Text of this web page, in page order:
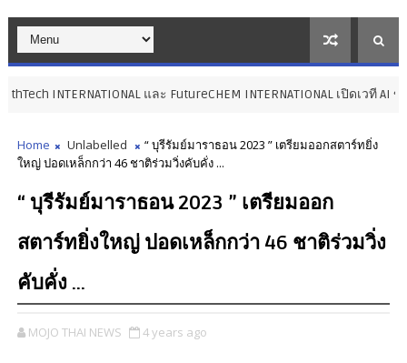
และ FutureCHEM INTERNATIONAL เปิดเวที AI ขับเคลื่อนนวัต
Home Unlabelled
“ บุรีรัมย์มาราธอน 2023 ” เตรียมออกสตาร์ทยิ่ง
ใหญ่ ปอดเหล็กกว่า 46 ชาติร่วมวิ่งคับคั่ง ...
“ บุรีรัมย์มาราธอน 2023 ” เตรียมออก
สตาร์ทยิ่งใหญ่ ปอดเหล็กกว่า 46 ชาติร่วมวิ่ง
คับคั่ง ...
MOJO THAI NEWS 4 years ago